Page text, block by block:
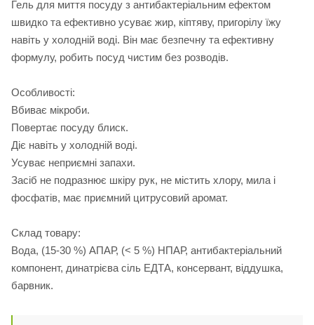
Гель для миття посуду з антибактеріальним ефектом
швидко та ефективно усуває жир, кіптяву, пригорілу їжу
навіть у холодній воді. Він має безпечну та ефективну
формулу, робить посуд чистим без розводів.
Особливості:
Вбиває мікроби.
Повертає посуду блиск.
Діє навіть у холодній воді.
Усуває неприємні запахи.
Засіб не подразнює шкіру рук, не містить хлору, мила і
фосфатів, має приємний цитрусовий аромат.
Склад товару:
Вода, (15-30 %) АПАР, (˂ 5 %) НПАР, антибактеріальний
компонент, динатрієва сіль ЕДТА, консервант, віддушка,
барвник.